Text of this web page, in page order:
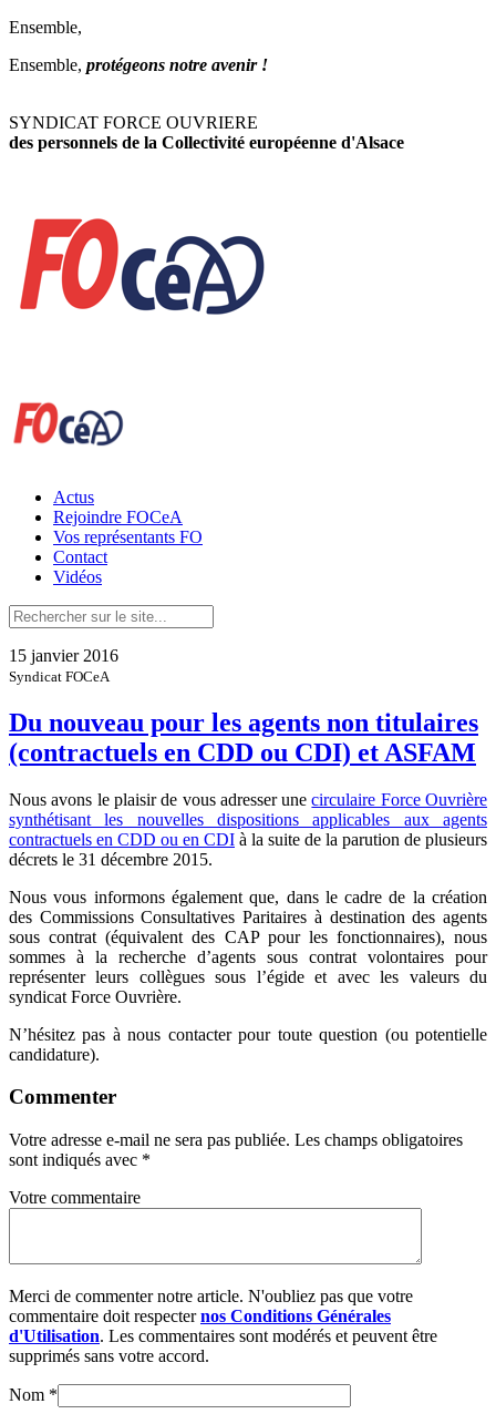
Ensemble,
Ensemble, protégeons notre avenir !
SYNDICAT FORCE OUVRIERE
des personnels de la Collectivité européenne d'Alsace
Actus
Rejoindre FOCeA
Vos représentants FO
Contact
Vidéos
15 janvier 2016
Syndicat FOCeA
Du nouveau pour les agents non titulaires
(contractuels en CDD ou CDI) et ASFAM
Nous avons le plaisir de vous adresser unecirculaire Force Ouvrière
synthétisant les nouvelles dispositions applicables aux agents
contractuels en CDD ou en CDI à la suite de la parution de plusieurs
décrets le 31 décembre 2015.
Nous vous informons également que, dans le cadre de la création
des Commissions Consultatives Paritaires à destination des agents
sous contrat (équivalent des CAP pour les fonctionnaires), nous
sommes à la recherche d’agents sous contrat volontaires pour
représenter leurs collègues sous l’égide et avec les valeurs du
syndicat Force Ouvrière.
N’hésitez pas à nous contacter pour toute question (ou potentielle
candidature).
Commenter
Votre adresse e-mail ne sera pas publiée. Les champs obligatoires
sont indiqués avec *
Votre commentaire
Merci de commenter notre article. N'oubliez pas que votre
commentaire doit respecternos Conditions Générales
d'Utilisation. Les commentaires sont modérés et peuvent être
supprimés sans votre accord.
Nom *